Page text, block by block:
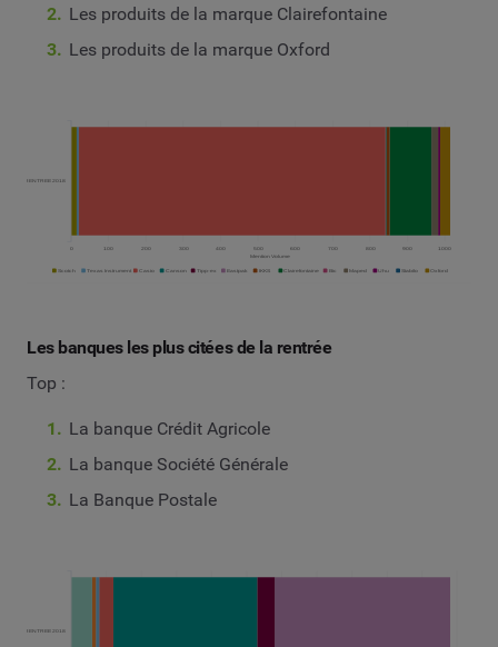
Les produits de la marque Clairefontaine
Les produits de la marque Oxford
Les banques les plus citées de la rentrée
Top :
La banque Crédit Agricole
La banque Société Générale
La Banque Postale